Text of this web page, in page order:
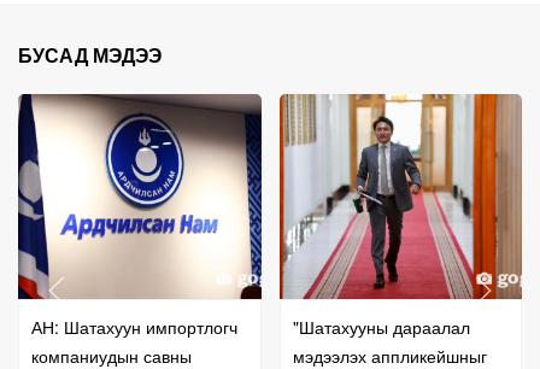
БУСАД МЭДЭЭ
АН: Шатахуун импортлогч
компаниудын савны
"Шатахууны дараалал
мэдээлэх аппликейшныг